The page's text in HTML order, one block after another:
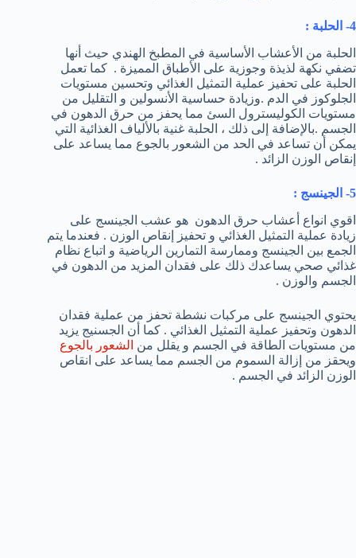
4- الحلبة :
الحلبة من الأعشاب الأساسية في المطبخ الهندي حيث أنها
تضفي نكهة لذيذة وجوزية على الأطباق المميزة . كما تعمل
الحلبة على تحفيز عملية التمثيل الغذائي وتحسين مستويات
الجلوكوز في الدم .وزيادة حساسية الأنسولين و التقليل من
مستويات الكوليسترول السئ مما يحفز من حرق الدهون في
الجسم .بالإضافة إلى ذلك ، الحلبة غنية بالألياف الغذائية التي
يمكن أن تساعد في الحد من الشعور بالجوع مما يساعد على
إنقاص الوزن الزائد .
5- الجينسج :
اقوي انواع أعشاب حرق الدهون هو عشب الجينسج على
زيادة عملية التمثيل الغذائي و تحفيز إنقاص الوزن . فعندما يتم
الجمع بين الجينسج وممارسة التمارين الرياضية و اتباع نظام
غذائي صحي يساعدك ذلك على فقدان المزيد من الدهون في
الجسم والوزن .
يحتوي الجينسج على مركبات نشطة تحفز من عملية فقدان
الدهون وتحفيز عملية التمثيل الغذائي . كما أن الجسنيج يزيد
من مستويات الطاقة في الجسم و يقلل من الشعور بالجوع
ويحقز من إزالة السموم من الجسم مما يساعد على انقاص
الوزن الزائد في الجسم .